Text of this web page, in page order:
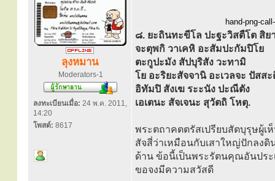
ลุงหมาน
Moderators-1
ลงทะเบียนเมื่อ: 24 พ.ค. 2011,
14:20
โพสต์: 8617
hand-png-
๘. ยะถินทะขีโล ปะฐะวิสตืโต สิย
จะตุพกิ วาเคหิ อะสัมปะกัมปิโย
ตะกูปะมัง สัปบุริสัง วะทามิ
โย อะริยะสัจจานิ อะเวลจะ ปัสสะ
อิทัมปิ สังเฆ ระะนัง ปะณีตัง
เอเตนะ สัจเจนะ สุวัตถิ โหตุ.
พระตถาคตตรัสเปรียบสัตบุรุษผู้เ
สัจสี่ว่าเหมือนกับเสาใหญ่ปักลงดิ
ด้าน ข้อนี้เป็นพระรัตนคุณอันประ
ขอจงมีความสวัสดี